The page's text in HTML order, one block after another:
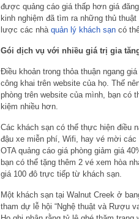
được quảng cáo giá thấp hơn giá
kinh nghiệm đã tìm ra những thủ
lược các nhà quản lý khách sạn có
Gói dịch vụ với nhiều giá trị gia
Điều khoản trong thỏa thuận ngang
công khai trên website của họ. Thế
phòng trên website của mình, bạn có
kiệm nhiều hơn.
Các khách sạn có thể thực hiện điều
đậu xe miễn phí, Wifi, hay vé mời
OTA quảng cáo giá phòng giảm giá
bạn có thể tặng thêm 2 vé xem hòa
giá 100 đô trực tiếp từ khách sạn.
Một khách sạn tại Walnut Creek ở
tham dự lễ hội “Nghệ thuật và Rượu